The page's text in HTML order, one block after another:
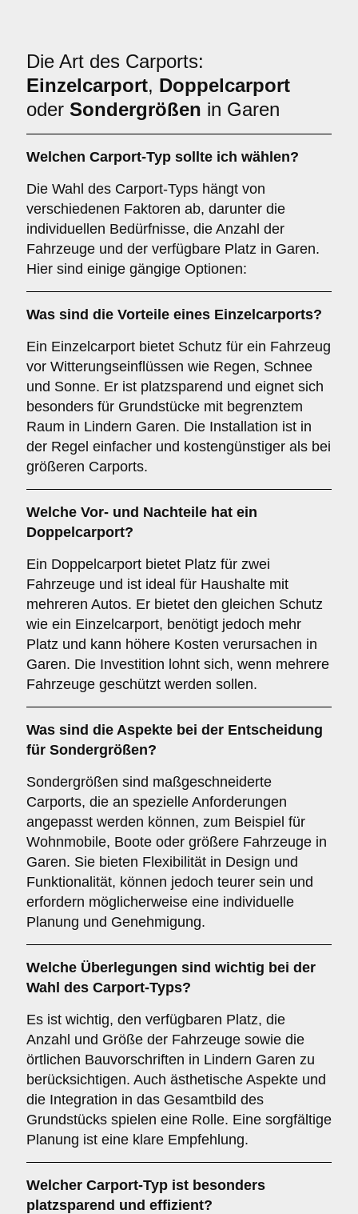
Die Art des Carports:
Einzelcarport, Doppelcarport
oder Sondergrößen in Garen
Welchen Carport-Typ sollte ich wählen?
Die Wahl des Carport-Typs hängt von
verschiedenen Faktoren ab, darunter die
individuellen Bedürfnisse, die Anzahl der
Fahrzeuge und der verfügbare Platz in Garen.
Hier sind einige gängige Optionen:
Was sind die Vorteile eines Einzelcarports?
Ein Einzelcarport bietet Schutz für ein Fahrzeug
vor Witterungseinflüssen wie Regen, Schnee
und Sonne. Er ist platzsparend und eignet sich
besonders für Grundstücke mit begrenztem
Raum in Lindern Garen. Die Installation ist in
der Regel einfacher und kostengünstiger als bei
größeren Carports.
Welche Vor- und Nachteile hat ein
Doppelcarport?
Ein Doppelcarport bietet Platz für zwei
Fahrzeuge und ist ideal für Haushalte mit
mehreren Autos. Er bietet den gleichen Schutz
wie ein Einzelcarport, benötigt jedoch mehr
Platz und kann höhere Kosten verursachen in
Garen. Die Investition lohnt sich, wenn mehrere
Fahrzeuge geschützt werden sollen.
Was sind die Aspekte bei der Entscheidung
für Sondergrößen?
Sondergrößen sind maßgeschneiderte
Carports, die an spezielle Anforderungen
angepasst werden können, zum Beispiel für
Wohnmobile, Boote oder größere Fahrzeuge in
Garen. Sie bieten Flexibilität in Design und
Funktionalität, können jedoch teurer sein und
erfordern möglicherweise eine individuelle
Planung und Genehmigung.
Welche Überlegungen sind wichtig bei der
Wahl des Carport-Typs?
Es ist wichtig, den verfügbaren Platz, die
Anzahl und Größe der Fahrzeuge sowie die
örtlichen Bauvorschriften in Lindern Garen zu
berücksichtigen. Auch ästhetische Aspekte und
die Integration in das Gesamtbild des
Grundstücks spielen eine Rolle. Eine sorgfältige
Planung ist eine klare Empfehlung.
Welcher Carport-Typ ist besonders
platzsparend und effizient?